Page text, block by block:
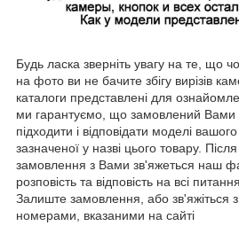
Будь ласка зверніть увагу на те, що
на фото ви не бачите збігу вирізів
каталоги представлені для
ми гарантуємо, що замовлений Вами
підходити і відповідати моделі
зазначеної у назві цього товару.
замовлення з Вами зв'яжеться наш
розповість та відповість на всі
Залиште замовлення, або зв'яжіться
номерами, вказаними на сайті